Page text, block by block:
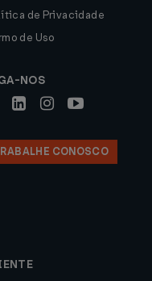
de Privacidade
de Uso
NOS
CONOSCO